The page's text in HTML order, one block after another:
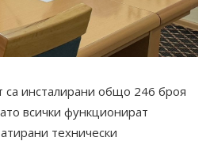
инсталирани общо 246 броя
всички функционират
технически